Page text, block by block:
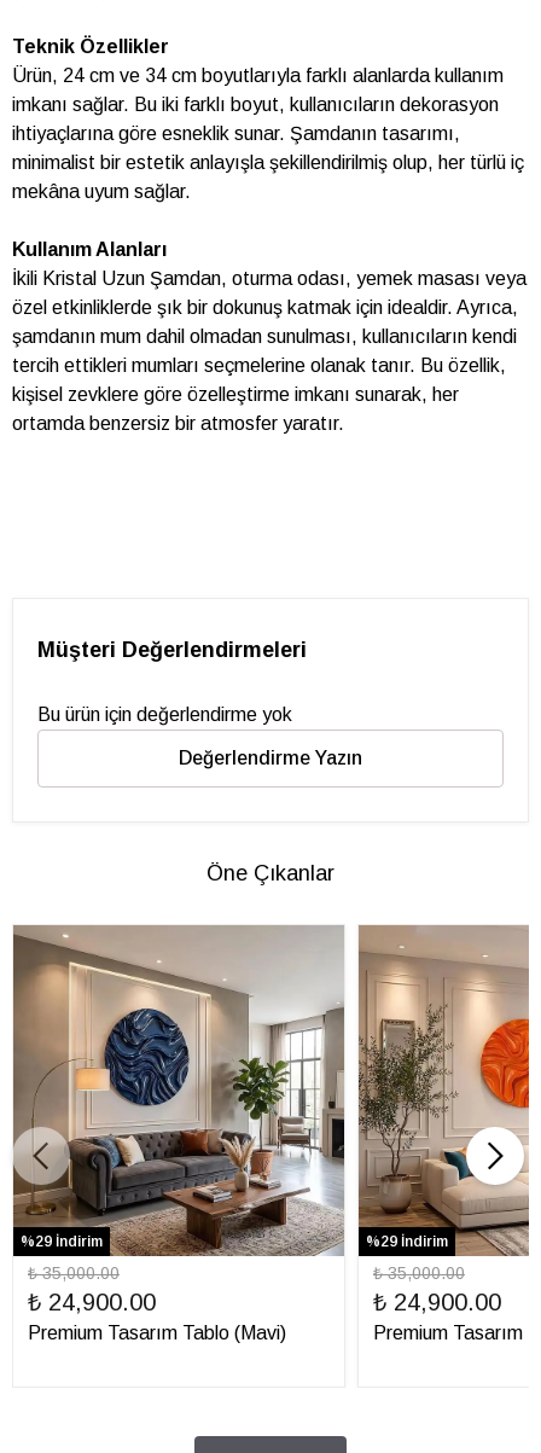
Teknik Özellikler
Ürün, 24 cm ve 34 cm boyutlarıyla farklı alanlarda kullanım
imkanı sağlar. Bu iki farklı boyut, kullanıcıların dekorasyon
ihtiyaçlarına göre esneklik sunar. Şamdanın tasarımı,
minimalist bir estetik anlayışla şekillendirilmiş olup, her türlü iç
mekâna uyum sağlar.
Kullanım Alanları
İkili Kristal Uzun Şamdan, oturma odası, yemek masası veya
özel etkinliklerde şık bir dokunuş katmak için idealdir. Ayrıca,
şamdanın mum dahil olmadan sunulması, kullanıcıların kendi
tercih ettikleri mumları seçmelerine olanak tanır. Bu özellik,
kişisel zevklere göre özelleştirme imkanı sunarak, her
ortamda benzersiz bir atmosfer yaratır.
Müşteri Değerlendirmeleri
Bu ürün için değerlendirme yok
Değerlendirme Yazın
Öne Çıkanlar
%29 İndirim
₺ 35,000.00
₺ 24,900.00
Premium Tasarım Tablo (Mavi)
%29 İndirim
₺ 35,000.00
₺ 24,900.00
Premium Tasarım